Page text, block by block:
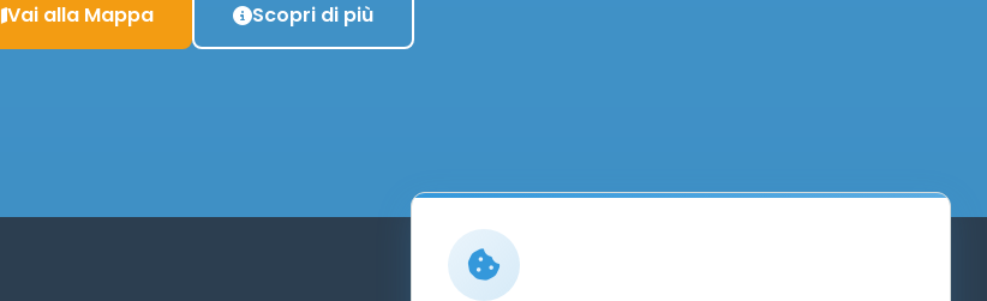
Vai alla Mappa Scopri di più